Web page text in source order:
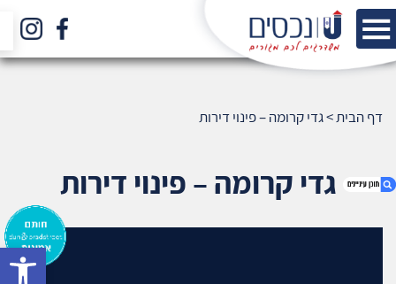
דף הבית>גדי קרומה – פינוי דירות
גדי קרומה – פינוי דירות